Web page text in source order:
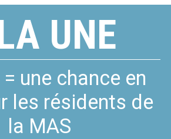
UNE
une chance en
les résidents de
la MAS